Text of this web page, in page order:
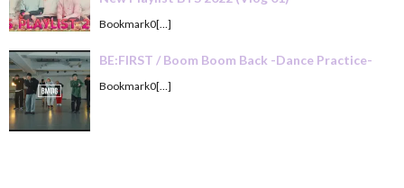
Bookmark0[…]
BE:FIRST / Boom Boom Back -Dance Practice-
Bookmark0[…]